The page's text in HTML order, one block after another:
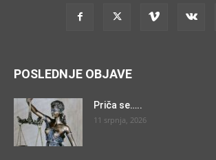
POSLEDNJE OBJAVE
Priča se…..
11 srpnja, 2026